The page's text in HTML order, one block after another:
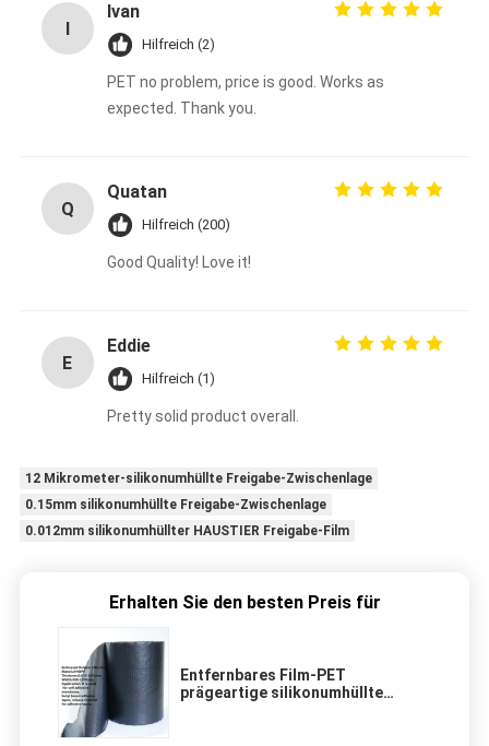
I
Ivan
Hilfreich (2)
PET no problem, price is good. Works as
expected. Thank you.
Q
Quatan
Hilfreich (200)
Good Quality! Love it!
E
Eddie
Hilfreich (1)
Pretty solid product overall.
12 Mikrometer-silikonumhüllte Freigabe-Zwischenlage
0.15mm silikonumhüllte Freigabe-Zwischenlage
0.012mm silikonumhüllter HAUSTIER Freigabe-Film
Erhalten Sie den besten Preis für
Entfernbares Film-PET
prägeartige silikonumhüllte